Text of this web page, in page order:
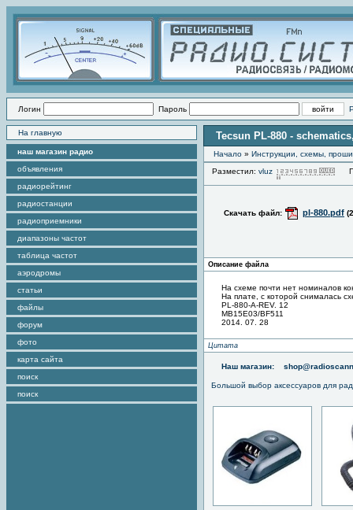
Логин Пароль
На главную
наш магазин радио
объявления
радиорейтинг
радиостанции
радиоприемники
диапазоны частот
таблица частот
аэродромы
статьи
файлы
форум
фото
карта сайта
поиск
поиск
Tecsun PL-880 -
Начало » Инструкции, схемы,
Разместил: vluz
Скачать файл: pl-880.pdf
Описание файла
На схеме почти нет номиналов
На плате, с которой снималась
PL-880-A-REV. 12
MB15E03/BF511
2014. 07. 28
Цитата
Наш магазин:
Большой выбор аксессуаров для